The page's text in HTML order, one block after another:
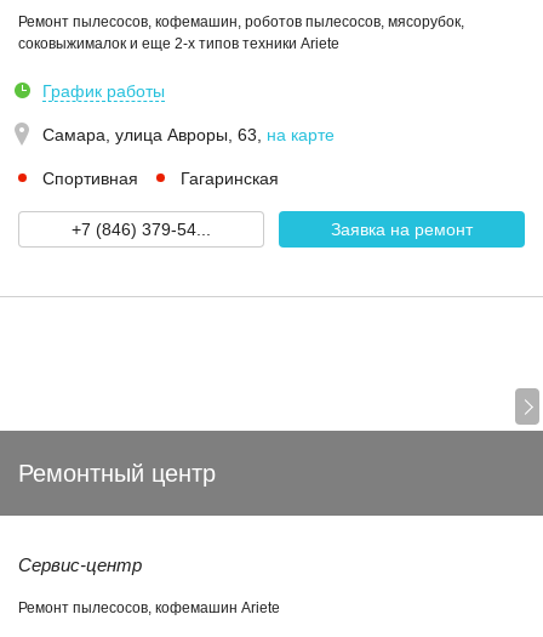
Ремонт пылесосов, кофемашин, роботов пылесосов, мясорубок,
соковыжималок и еще 2-х типов техники Ariete
График работы
Самара, улица Авроры, 63 на карте
Спортивная Гагаринская
+7 (846) 379-54... Заявка на ремонт
Ремонтный центр
Сервис-центр
Ремонт пылесосов, кофемашин Ariete